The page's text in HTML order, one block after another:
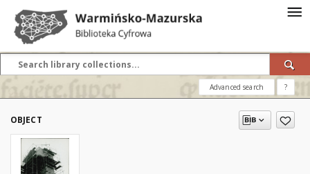
Advanced search ?
OBJECT